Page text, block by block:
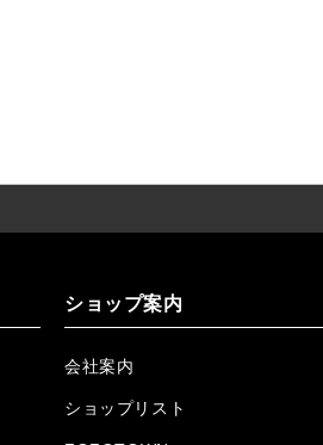
ショップ案内
会社案内
ショップリスト